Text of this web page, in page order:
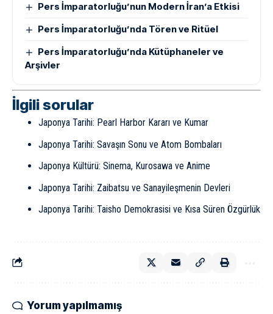
Pers İmparatorluğu’nun Modern İran’a Etkisi
Pers İmparatorluğu’nda Tören ve Ritüel
Pers İmparatorluğu’nda Kütüphaneler ve
Arşivler
İlgili sorular
Japonya Tarihi: Pearl Harbor Kararı ve Kumar
Japonya Tarihi: Savaşın Sonu ve Atom Bombaları
Japonya Kültürü: Sinema, Kurosawa ve Anime
Japonya Tarihi: Zaibatsu ve Sanayileşmenin Devleri
Japonya Tarihi: Taisho Demokrasisi ve Kısa Süren Özgürlük
Yorum yapılmamış